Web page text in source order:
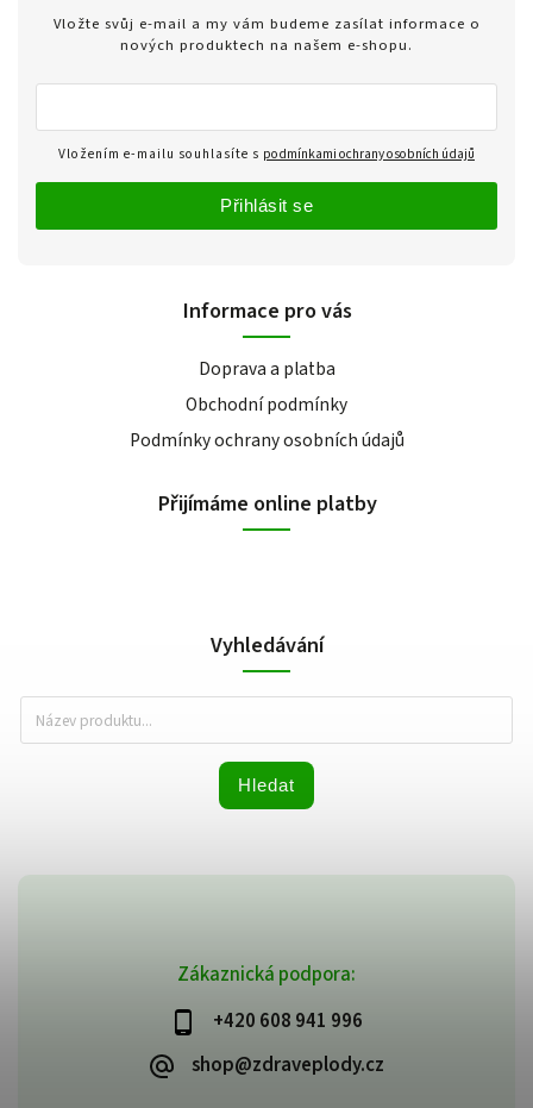
Zákaznická podpora:
+420 608 941 996
shop@zdraveplody.cz
Informace pro vás
Doprava a platba
Obchodní podmínky
Podmínky ochrany osobních údajů
Přijímáme online platby
Vyhledávání
Hledat
Vložte svůj e-mail a my vám budeme zasílat informace o
nových produktech na našem e-shopu.
Vložením e-mailu souhlasíte s podmínkami ochrany osobních údajů
Přihlásit se